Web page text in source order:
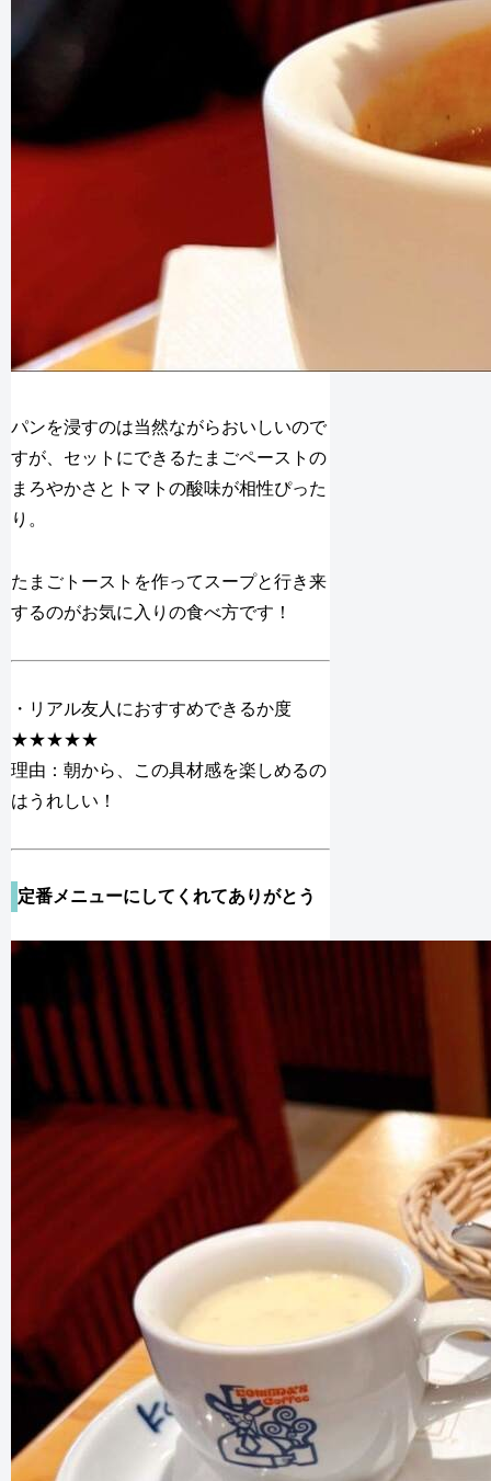
パンを浸すのは当然ながらおいしいので
すが、セットにできるたまごペーストの
まろやかさとトマトの酸味が相性ぴった
り。
たまごトーストを作ってスープと行き来
するのがお気に入りの食べ方です！
・リアル友人におすすめできるか度
★★★★★
理由：朝から、この具材感を楽しめるの
はうれしい！
定番メニューにしてくれてありがとう